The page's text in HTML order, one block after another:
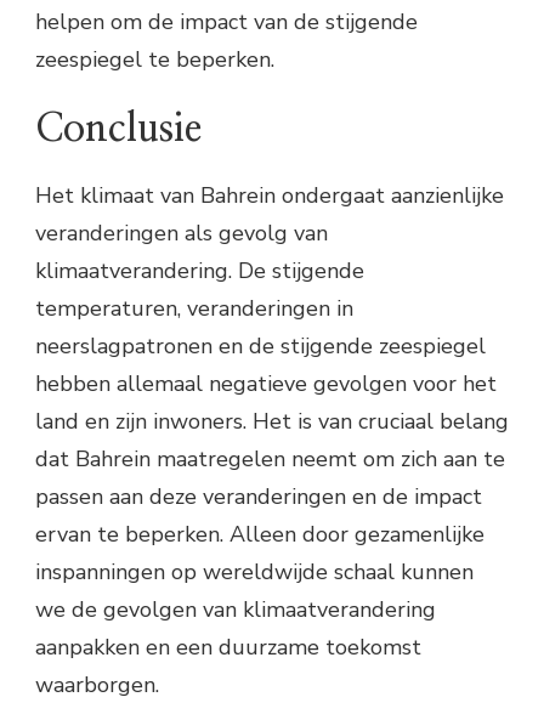
helpen om de impact van de stijgende
zeespiegel te beperken.
Conclusie
Het klimaat van Bahrein ondergaat aanzienlijke
veranderingen als gevolg van
klimaatverandering. De stijgende
temperaturen, veranderingen in
neerslagpatronen en de stijgende zeespiegel
hebben allemaal negatieve gevolgen voor het
land en zijn inwoners. Het is van cruciaal belang
dat Bahrein maatregelen neemt om zich aan te
passen aan deze veranderingen en de impact
ervan te beperken. Alleen door gezamenlijke
inspanningen op wereldwijde schaal kunnen
we de gevolgen van klimaatverandering
aanpakken en een duurzame toekomst
waarborgen.